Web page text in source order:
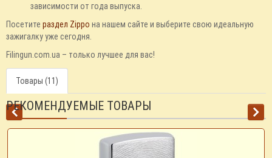
зависимости от года выпуска.
Посетите раздел Zippo на нашем сайте и выберите свою идеальную
зажигалку уже сегодня.
Filingun.com.ua – только лучшее для вас!
Товары (11)
РЕКОМЕНДУЕМЫЕ ТОВАРЫ